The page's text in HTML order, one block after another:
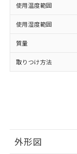
使用温度範囲
使用湿度範囲
質量
取りつけ方法
外形図
登録
およ
引・
をご
※当
の共
※3 非含
下記の非含
51物質の
荷製品に未
欄に対応日
既に当社